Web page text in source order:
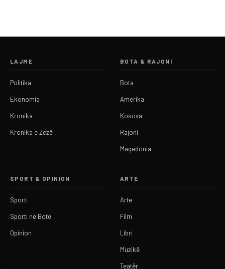
LAJME
Politika
Ekonomia
Kronika
Kronika e Zezë
BOTA & RAJONI
Bota
Amerika
Kosova
Rajoni
Maqedonia
SPORT & OPINION
Sporti
Sporti në Botë
Opinion
ARTE
Arte
Film
Libri
Muzikë
Teatër